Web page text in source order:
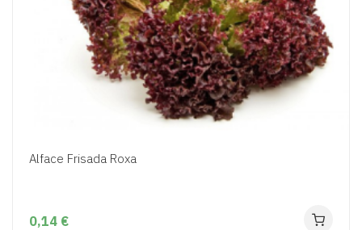
Alface Frisada Roxa
0,14 €